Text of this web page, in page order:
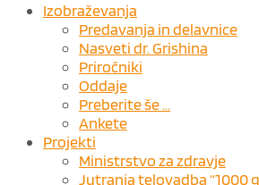
Izobraževanja
Predavanja in delavnice
Nasveti dr. Grishina
Priročniki
Oddaje
Preberite še …
Ankete
Projekti
Ministrstvo za zdravje
Jutranja telovadba “1000